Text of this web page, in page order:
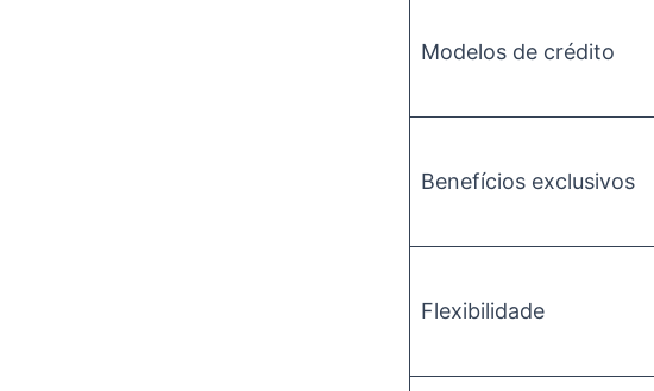
Modelos de crédito
Benefícios exclusivos
Flexibilidade